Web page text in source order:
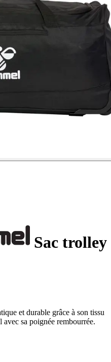
Sac trolley
et durable grâce à son tissu
sa poignée rembourrée.